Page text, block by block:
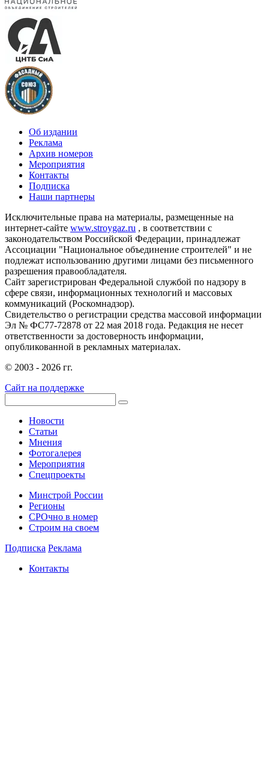
Об издании
Реклама
Архив номеров
Мероприятия
Контакты
Подписка
Наши партнеры
Исключительные права на материалы, размещенные на
интернет-сайте www.stroygaz.ru , в соответствии с
законодательством Российской Федерации, принадлежат
Ассоциации "Национальное объединение строителей" и не
подлежат использованию другими лицами без письменного
разрешения правообладателя.
Сайт зарегистрирован Федеральной службой по надзору в
сфере связи, информационных технологий и массовых
коммуникаций (Роскомнадзор).
Свидетельство о регистрации средства массовой информации
Эл № ФС77-72878 от 22 мая 2018 года. Редакция не несет
ответственности за достоверность информации,
опубликованной в рекламных материалах.
© 2003 - 2026 гг.
Сайт на поддержке
Новости
Статьи
Мнения
Фотогалерея
Мероприятия
Спецпроекты
Минстрой России
Регионы
СРОчно в номер
Строим на своем
Подписка Реклама
Контакты